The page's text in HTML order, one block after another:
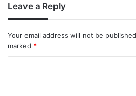
Leave a Reply
Your email address will not be
marked *